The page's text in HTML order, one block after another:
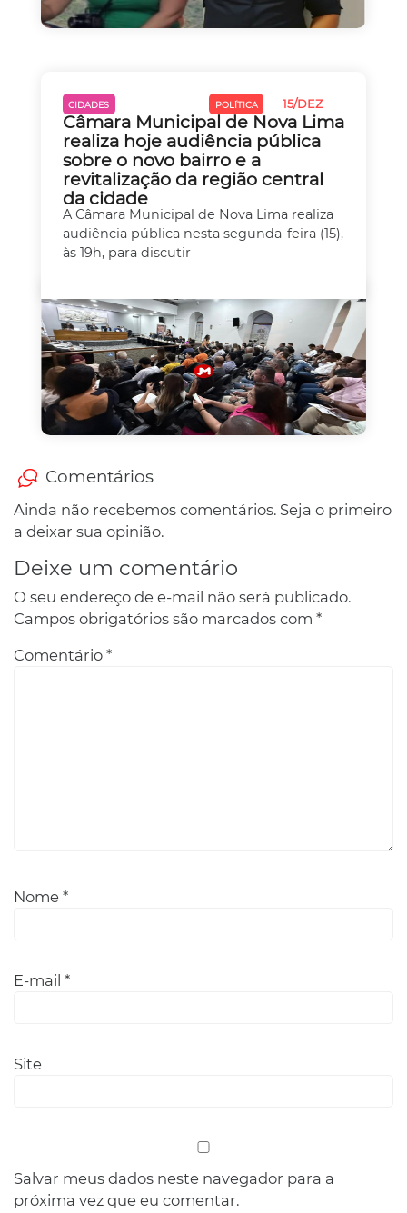
CIDADES POLÍTICA 15/DEZ
Câmara Municipal de Nova Lima
realiza hoje audiência pública
sobre o novo bairro e a
revitalização da região central
da cidade
A Câmara Municipal de Nova Lima realiza
audiência pública nesta segunda-feira (15),
às 19h, para discutir
Comentários
Ainda não recebemos comentários. Seja o primeiro
a deixar sua opinião.
Deixe um comentário
O seu endereço de e-mail não será publicado.
Campos obrigatórios são marcados com *
Comentário *
Nome *
E-mail *
Site
Salvar meus dados neste navegador para a
próxima vez que eu comentar.